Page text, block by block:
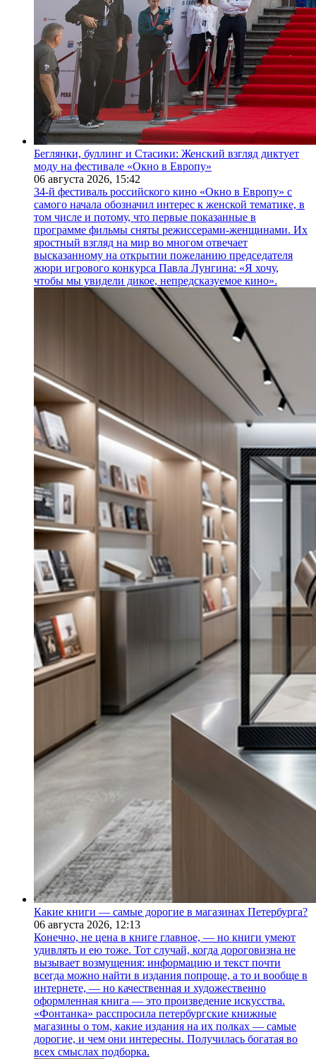
Беглянки, буллинг и Стасики: Женский взгляд диктует
моду на фестивале «Окно в Европу»
06 августа 2026, 15:42
34-й фестиваль российского кино «Окно в Европу» с
самого начала обозначил интерес к женской тематике, в
том числе и потому, что первые показанные в
программе фильмы сняты режиссерами-женщинами. Их
яростный взгляд на мир во многом отвечает
высказанному на открытии пожеланию председателя
жюри игрового конкурса Павла Лунгина: «Я хочу,
чтобы мы увидели дикое, непредсказуемое кино».
Какие книги — самые дорогие в магазинах Петербурга?
06 августа 2026, 12:13
Конечно, не цена в книге главное, — но книги умеют
удивлять и ею тоже. Тот случай, когда дороговизна не
вызывает возмущения: информацию и текст почти
всегда можно найти в издания попроще, а то и вообще в
интернете, — но качественная и художественно
оформленная книга — это произведение искусства.
«Фонтанка» расспросила петербургские книжные
магазины о том, какие издания на их полках — самые
дорогие, и чем они интересны. Получилась богатая во
всех смыслах подборка.